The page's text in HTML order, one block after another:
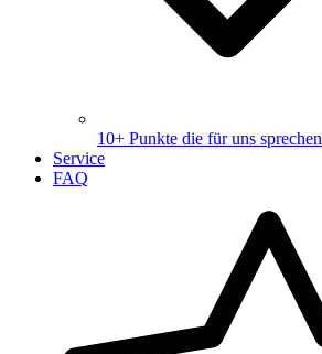
10+ Punkte die für uns sprechen
Service
FAQ